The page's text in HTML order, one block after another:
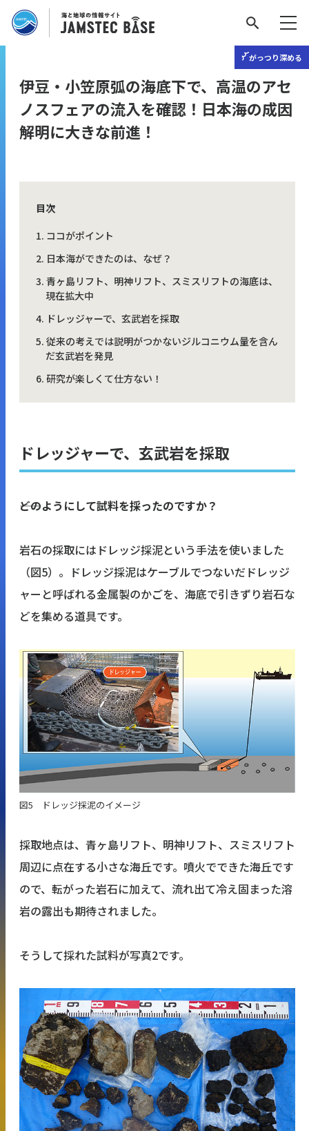
がっつり深める
伊豆・小笠原弧の海底下で、高温のアセ
ノスフェアの流入を確認！日本海の成因
解明に大きな前進！
目次
ココがポイント
日本海ができたのは、なぜ？
青ヶ島リフト、明神リフト、スミスリフトの海底は、
現在拡大中
ドレッジャーで、玄武岩を採取
従来の考えでは説明がつかないジルコニウム量を含ん
だ玄武岩を発見
研究が楽しくて仕方ない！
ドレッジャーで、玄武岩を採取
――どのようにして試料を採ったのですか？
岩石の採取にはドレッジ採泥という手法を使いました
（図5）。ドレッジ採泥はケーブルでつないだドレッジ
ャーと呼ばれる金属製のかごを、海底で引きずり岩石な
どを集める道具です。
図5 ドレッジ採泥のイメージ
採取地点は、青ヶ島リフト、明神リフト、スミスリフト
周辺に点在する小さな海丘です。噴火でできた海丘です
ので、転がった岩石に加えて、流れ出て冷え固まった溶
岩の露出も期待されました。
そうして採れた試料が写真2です。